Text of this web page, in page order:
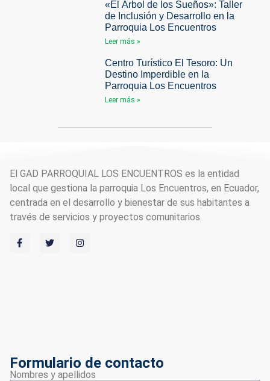
«El Árbol de los Sueños»: Taller
de Inclusión y Desarrollo en la
Parroquia Los Encuentros
Leer más »
Centro Turístico El Tesoro: Un
Destino Imperdible en la
Parroquia Los Encuentros
Leer más »
El GAD PARROQUIAL LOS ENCUENTROS es la entidad
local que gestiona la parroquia Los Encuentros, en Ecuador,
centrada en el desarrollo y bienestar de sus habitantes a
través de servicios y proyectos comunitarios.
Formulario de contacto
Nombres y apellidos